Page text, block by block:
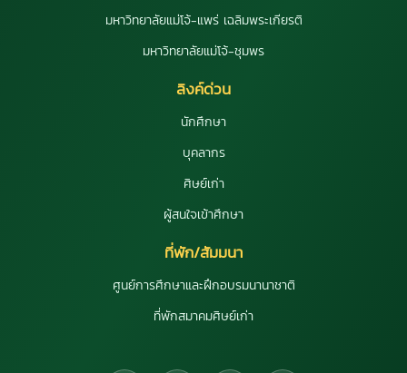
มหาวิทยาลัยแม่โจ้-แพร่ เฉลิมพระเกียรติ
มหาวิทยาลัยแม่โจ้-ชุมพร
ลิงค์ด่วน
นักศึกษา
บุคลากร
ศิษย์เก่า
ผู้สนใจเข้าศึกษา
ที่พัก/สัมมนา
ศูนย์การศึกษาและฝึกอบรมนานาชาติ
ที่พักสมาคมศิษย์เก่า